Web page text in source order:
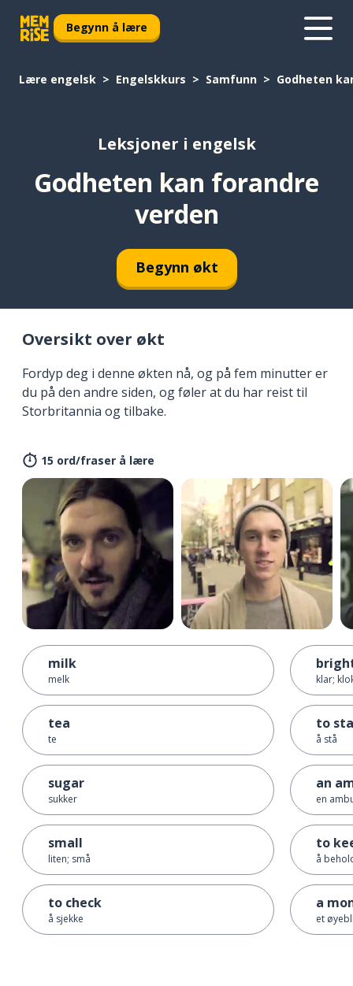
Begynn å lære
Lære engelsk Engelskkurs Samfunn Godheten
Leksjoner i engelsk
Godheten kan forandre
verden
Begynn økt
Oversikt over økt
Fordyp deg i denne økten nå, og på fem minutter er
du på den andre siden, og føler at du har reist til
Storbritannia og tilbake.
15 ord/fraser å lære
milk
melk
tea
te
sugar
sukker
small
liten; små
to check
å sjekke
klar;
to
å stå
an
en
to
å
a
et